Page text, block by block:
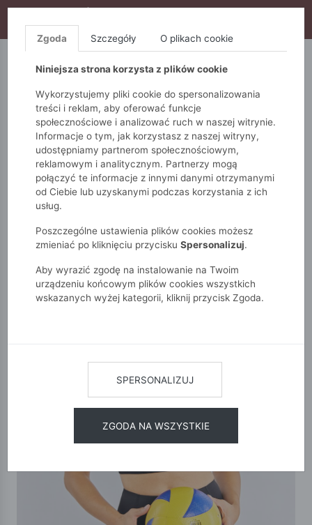
S10), DODATKOWE 15% ZA 3SZT (KOD: S15)
5.10.15. QUIOSQUE
Monnari Zobacz wszystko
Kolekcja sportowa
Biustonosz sportowy
Zgoda Szczegóły O plikach cookie
Niniejsza strona korzysta z plików cookie
Wykorzystujemy pliki cookie do spersonalizowania
treści i reklam, aby oferować funkcje
społecznościowe i analizować ruch w naszej witrynie.
Informacje o tym, jak korzystasz z naszej witryny,
udostępniamy partnerom społecznościowym,
reklamowym i analitycznym. Partnerzy mogą
połączyć te informacje z innymi danymi otrzymanymi
od Ciebie lub uzyskanymi podczas korzystania z ich
usług.
Poszczególne ustawienia plików cookies możesz
zmieniać po kliknięciu przycisku Spersonalizuj.
Aby wyrazić zgodę na instalowanie na Twoim
urządzeniu końcowym plików cookies wszystkich
wskazanych wyżej kategorii, kliknij przycisk Zgoda.
SPERSONALIZUJ
ZGODA NA WSZYSTKIE